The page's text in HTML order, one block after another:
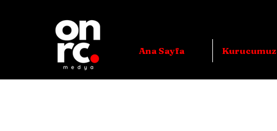
Ana Sayfa Kurucumuz